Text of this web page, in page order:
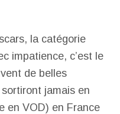
la catégorie
impatience, c’est le
de belles
jamais en
en VOD) en France